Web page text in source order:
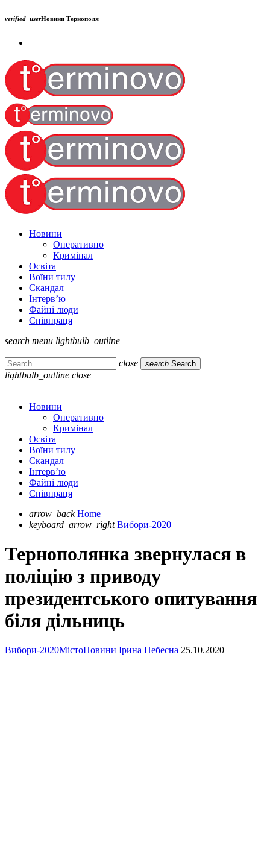
verified_userНовини Тернополя
Новини
Оперативно
Кримінал
Освіта
Воїни тилу
Скандал
Інтерв’ю
Файні люди
Співпраця
search menu lightbulb_outline
close search Search
lightbulb_outline close
Новини
Оперативно
Кримінал
Освіта
Воїни тилу
Скандал
Інтерв’ю
Файні люди
Співпраця
arrow_back Home
keyboard_arrow_right Вибори-2020
Тернополянка звернулася в
поліцію з приводу
президентського опитування
біля дільниць
Вибори-2020МістоНовини Ірина Небесна 25.10.2020